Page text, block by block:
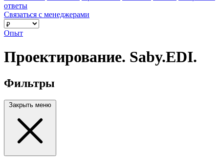
ответы
Связаться с менеджерами
Опыт
Проектирование. Saby.EDI.
Фильтры
Закрыть меню